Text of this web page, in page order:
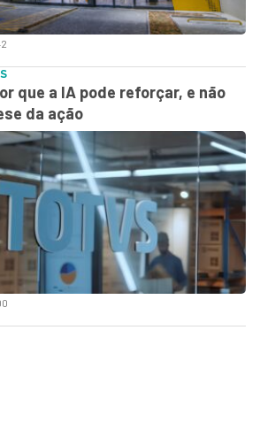
que a IA pode reforçar, e não
da ação